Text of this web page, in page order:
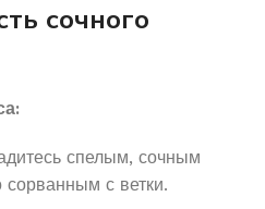
сочного
спелым, сочным
сорванным с ветки.